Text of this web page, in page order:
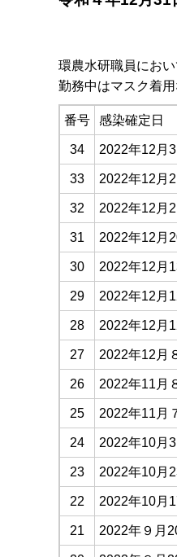
環農水研職員にお
勤務中はマスク着
番号 感染確定日
34 2022年12月
33 2022年12月
32 2022年12月
31 2022年12月
30 2022年12月
29 2022年12月
28 2022年12月
27 2022年12月
26 2022年11月
25 2022年11月
24 2022年10月
23 2022年10月
22 2022年10月
21 2022年９月